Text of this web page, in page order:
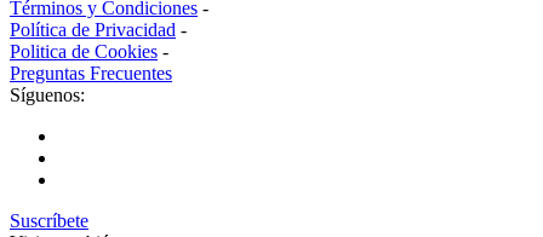
Términos y Condiciones -
Política de Privacidad -
Politica de Cookies -
Preguntas Frecuentes
Síguenos:
Suscríbete